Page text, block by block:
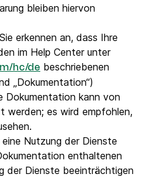
bleiben hiervon
Sie erkennen an, dass Ihre
im Help Center unter
hc/de beschriebenen
„Dokumentation“)
Dokumentation kann von
werden; es wird empfohlen,
Nutzung der Dienste
enthaltenen
der Dienste beeinträchtigen